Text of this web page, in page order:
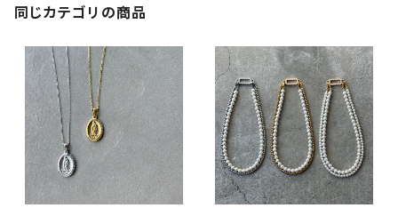
同じカテゴリの商品